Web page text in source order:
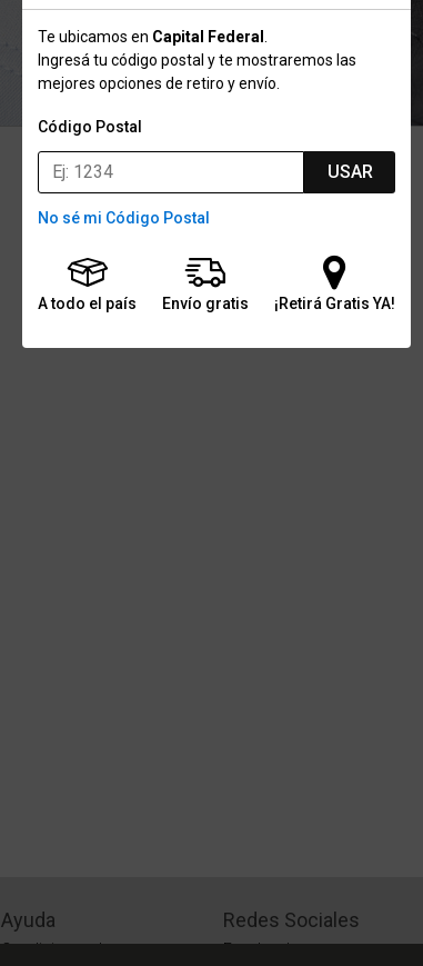
Te ubicamos en Capital Federal
Ingresá tu código postal y te mostraremos las
mejores opciones de retiro y envío.
Código Postal
USAR
No sé mi Código Postal
A todo el país Envío gratis ¡Retirá Gratis YA!
Ayuda
Condiciones de pago
Redes Sociales
Facebook